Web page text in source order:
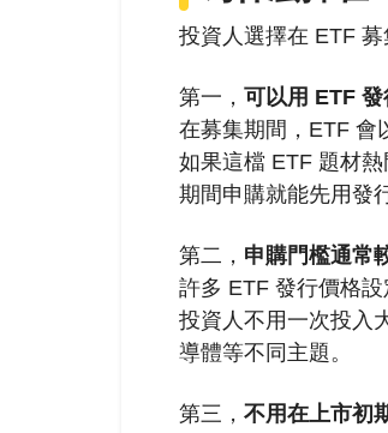
投資人選擇在 ETF 募
第一， 可以用 ETF
在募集期間，ETF 會
如果這檔 ETF 題材
期間申購就能先用發
第二， 申購門檻通常
許多 ETF 發行價格
投資人不用一次投入
導體等不同主題。
第三， 不用在上市初